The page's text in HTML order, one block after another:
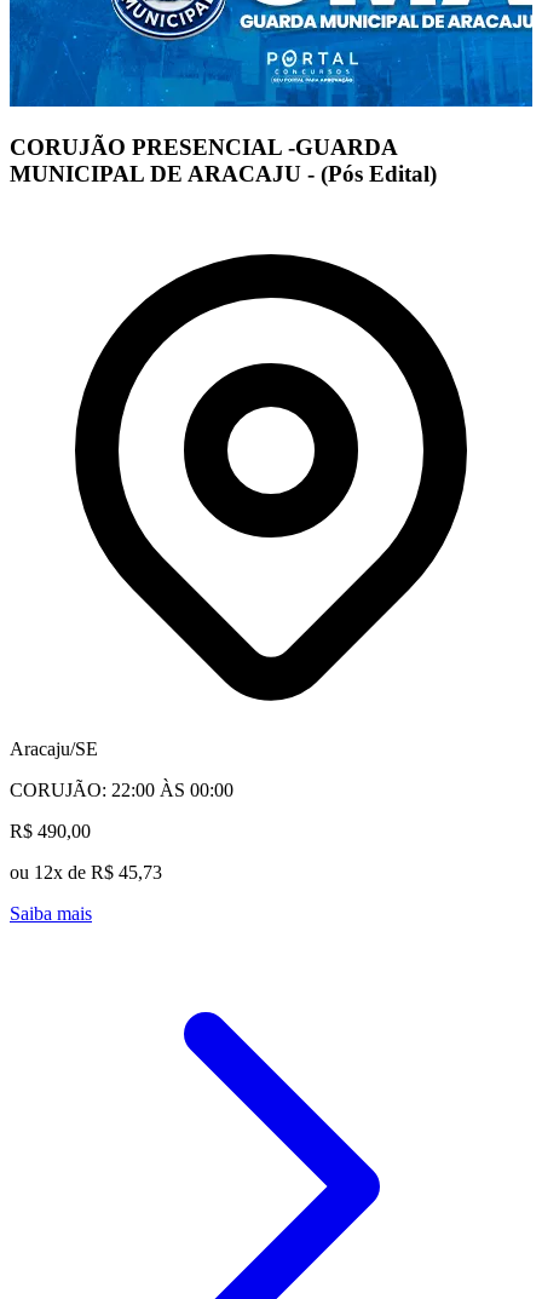
CORUJÃO PRESENCIAL -GUARDA
MUNICIPAL DE ARACAJU - (Pós Edital)
Aracaju/SE
CORUJÃO: 22:00 ÀS 00:00
R$ 490,00
ou 12x de R$ 45,73
Saiba mais